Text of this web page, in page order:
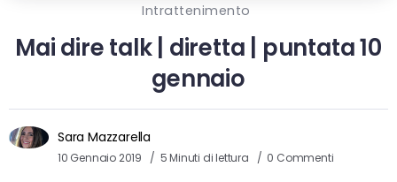
Intrattenimento
Mai dire talk | diretta | puntata 10
gennaio
Sara Mazzarella
10 Gennaio 2019 5 Minuti di lettura 0 Commenti